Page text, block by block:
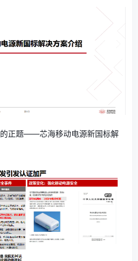
正题——芯海移动电源新国标解